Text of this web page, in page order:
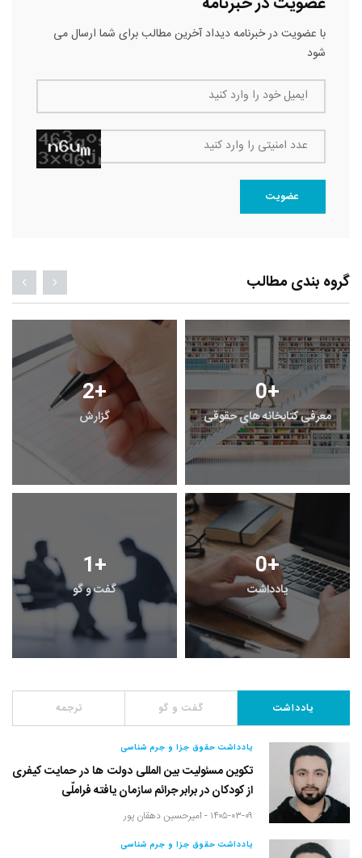
با عضویت در خبرنامه دیداد آخرین مطالب برای شما ارسال می
شود
ایمیل خود را وارد کنید
عدد امنیتی را وارد کنید
عضویت
گروه بندی مطالب
2+
گزارش
0+
معرفی کتابخانه های حقوقی
1+
گفت و گو
0+
یادداشت
یادداشت گفت و گو ترجمه
یادداشت حقوق جزا و جرم شناسی
تکوین مسئولیت بین المللی دولت ها در حمایت کیفری
از کودکان در برابر جرائم سازمان یافته فراملّی
۱۴۰۵-۰۳-۰۹ - امیرحسین دهقان پور
یادداشت حقوق جزا و جرم شناسی